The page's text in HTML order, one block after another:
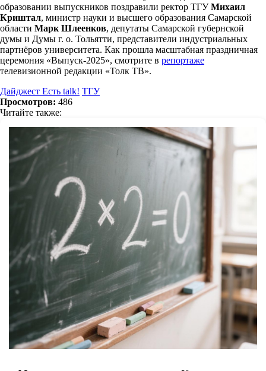
образовании выпускников поздравили ректор ТГУМихаил
Криштал, министр науки и высшего образования Самарской
области Марк Шлеенков, депутаты Самарской губернской
думы и Думы г. о. Тольятти, представители индустриальных
партнёров университета. Как прошла масштабная праздничная
церемония «Выпуск-2025», смотрите в репортаже
телевизионной редакции «Толк ТВ».
Дайджест Есть talk! ТГУ
Просмотров: 486
Читайте также: